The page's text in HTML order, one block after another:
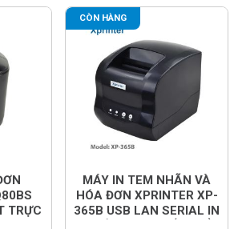
TRỰC
CÒN HÀNG
MÁY IN TEM NHÃN VÀ
HÓA ĐƠN XPRINTER XP-
365B USB LAN SERIAL IN